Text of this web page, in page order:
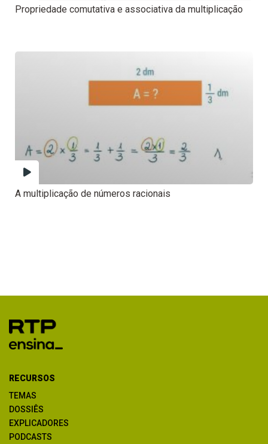
Propriedade comutativa e associativa da multiplicação
A multiplicação de números racionais
RECURSOS
TEMAS
DOSSIÊS
EXPLICADORES
PODCASTS